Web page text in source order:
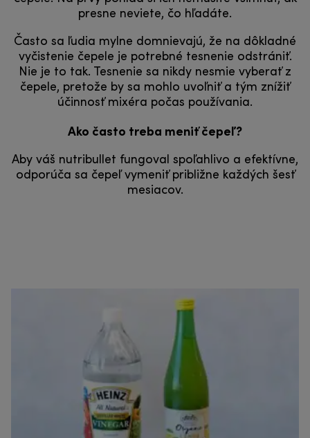
presne neviete, čo hľadáte.
Často sa ľudia mylne domnievajú, že na dôkladné
vyčistenie čepele je potrebné tesnenie odstrániť.
Nie je to tak. Tesnenie sa nikdy nesmie vyberať z
čepele, pretože by sa mohlo uvoľniť a tým znížiť
účinnosť mixéra počas používania.
Ako často treba meniť čepeľ?
Aby váš nutribullet fungoval spoľahlivo a efektívne,
odporúča sa čepeľ vymeniť približne každých šesť
mesiacov.